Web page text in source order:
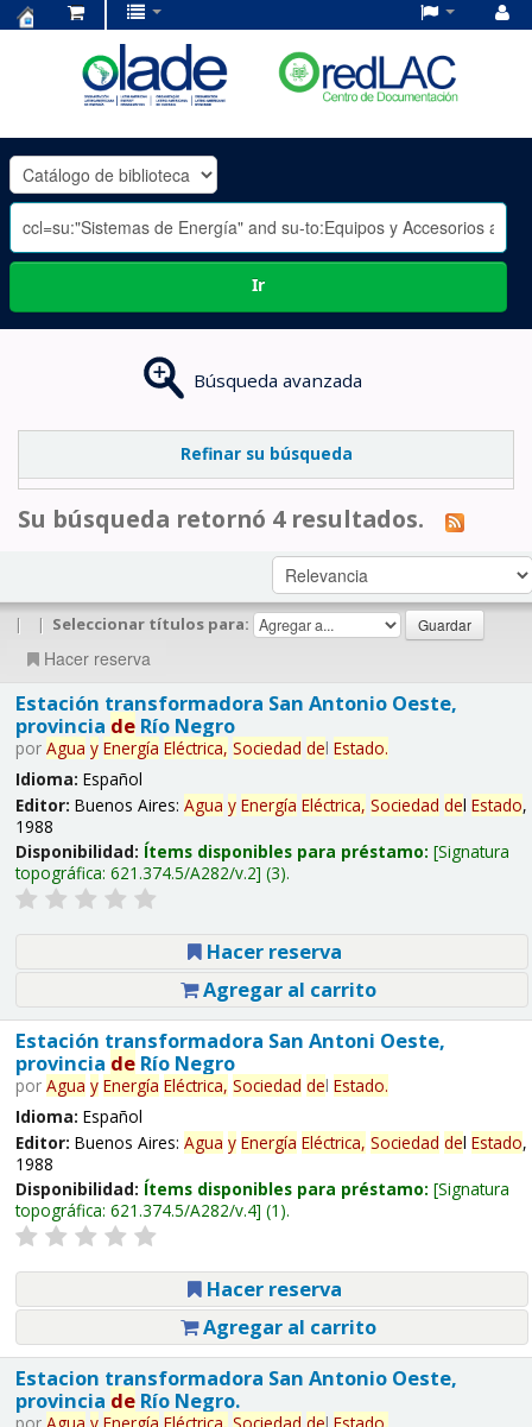
OLADE
-
Ir
Búsqueda avanzada
Refinar su búsqueda
Su búsqueda retornó 4 resultados.
| | Seleccionar títulos para:
Hacer reserva
Estación transformadora San Antonio Oeste,
provincia deRío Negro
por Agua y Energía Eléctrica, Sociedad del Estado.
Idioma: Español
Editor: Buenos Aires: Agua y Energía Eléctrica, Sociedad del Estado,
1988
Disponibilidad: Ítems disponibles para préstamo: Signatura
topográfica: 621.374.5/A282/v.2 (3).
Hacer reserva
Agregar al carrito
Estación transformadora San Antoni Oeste,
provincia deRío Negro
por Agua y Energía Eléctrica, Sociedad del Estado.
Idioma: Español
Editor: Buenos Aires: Agua y Energía Eléctrica, Sociedad del Estado,
1988
Disponibilidad: Ítems disponibles para préstamo: Signatura
topográfica: 621.374.5/A282/v.4 (1).
Hacer reserva
Agregar al carrito
Estacion transformadora San Antonio Oeste,
provincia deRío Negro.